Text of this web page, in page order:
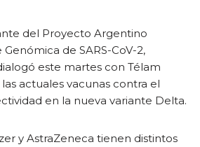
del Proyecto Argentino
de SARS-CoV-2,
este martes con Télam
actuales vacunas contra el
en la nueva variante Delta.
y AstraZeneca tienen distintos